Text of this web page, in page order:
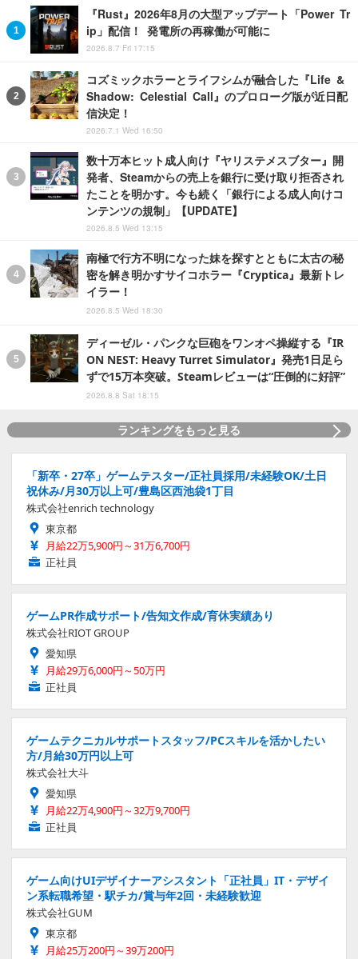
『Rust』2026年8月の大型アップデート「Power Tr
ip」配信！ 発電所の再稼働が可能に
2026.8.7 Fri 17:15
コズミックホラーとライフシムが融合した『Life &
Shadow: Celestial Call』のプロローグ版が近日配
信決定！
2026.7.1 Wed 16:50
数十万本ヒット成人向け『ヤリステメスブター』開
発者、Steamからの売上を銀行に受け取り拒否され
たことを明かす。今も続く「銀行による成人向けコ
ンテンツの規制」【UPDATE】
2026.8.5 Wed 13:15
南極で行方不明になった妹を探すとともに太古の秘
密を解き明かすサイコホラー『Cryptica』最新トレ
イラー！
2026.8.5 Wed 18:30
ディーゼル・パンクな巨砲をワンオペ操縦する『IR
ON NEST: Heavy Turret Simulator』発売1日足ら
ずで15万本突破。Steamレビューは“圧倒的に好評”
2026.8.8 Sat 18:15
ランキングをもっと見る
「新卒・27卒」ゲームテスター/正社員採用/未経験OK/土日
祝休み/月30万以上可/豊島区西池袋1丁目
株式会社enrich technology
東京都
月給22万5,900円～31万6,700円
正社員
ゲームPR作成サポート/告知文作成/育休実績あり
株式会社RIOT GROUP
愛知県
月給29万6,000円～50万円
正社員
ゲームテクニカルサポートスタッフ/PCスキルを活かしたい
方/月給30万円以上可
株式会社大斗
愛知県
月給22万4,900円～32万9,700円
正社員
ゲーム向けUIデザイナーアシスタント「正社員」IT・デザイ
ン系転職希望・駅チカ/賞与年2回・未経験歓迎
株式会社GUM
東京都
月給25万200円～39万200円